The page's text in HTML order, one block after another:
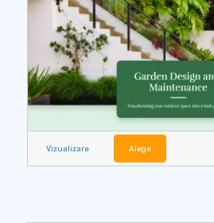
Vizualizare Alege